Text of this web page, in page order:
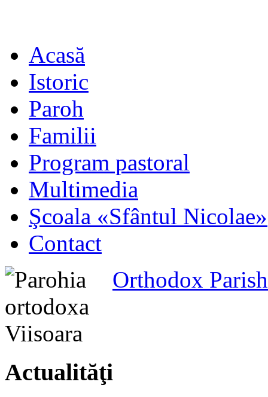
Acasă
Istoric
Paroh
Familii
Program pastoral
Multimedia
Şcoala «Sfântul Nicolae»
Contact
Orthodox
Actualităţi